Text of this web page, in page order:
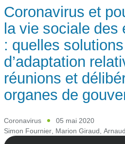
Coronavirus et
la vie sociale des
: quelles solutions
d’adaptation
réunions et
organes de
Coronavirus
05 mai 2020
Simon Fournier, Marion Giraud,